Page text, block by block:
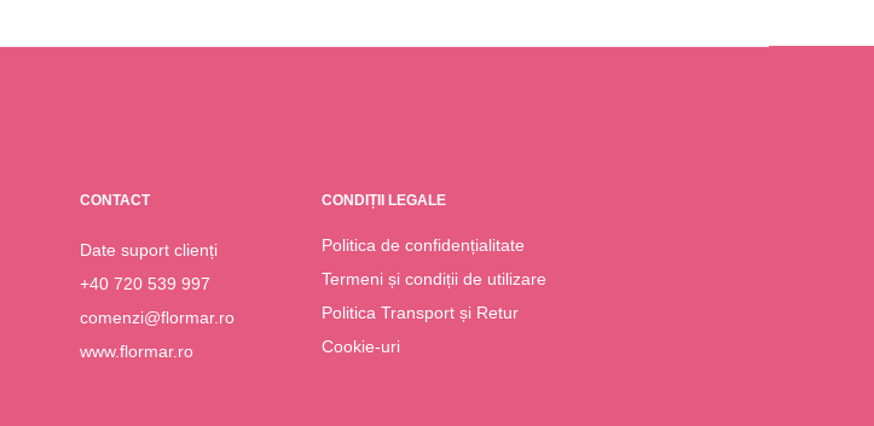
CONTACT
Date suport clienți
+40 720 539 997
comenzi@flormar.ro
www.flormar.ro
CONDIȚII LEGALE
Politica de confidențialitate
Termeni și condiții de utilizare
Politica Transport și Retur
Cookie-uri